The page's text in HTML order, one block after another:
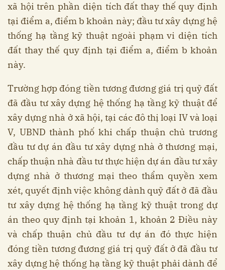
xã hội trên phần diện tích đất thay thế quy định
tại điểm a, điểm b khoản này; đầu tư xây dựng hệ
thống hạ tầng kỹ thuật ngoài phạm vi diện tích
đất thay thế quy định tại điểm a, điểm b khoản
này.
Trường hợp đóng tiền tương đương giá trị quỹ đất
đã đầu tư xây dựng hệ thống hạ tầng kỹ thuật để
xây dựng nhà ở xã hội, tại các đô thị loại IV và loại
V, UBND thành phố khi chấp thuận chủ trương
đầu tư dự án đầu tư xây dựng nhà ở thương mại,
chấp thuận nhà đầu tư thực hiện dự án đầu tư xây
dựng nhà ở thương mại theo thẩm quyền xem
xét, quyết định việc không dành quỹ đất ở đã đầu
tư xây dựng hệ thống hạ tầng kỹ thuật trong dự
án theo quy định tại khoản 1, khoản 2 Điều này
và chấp thuận chủ đầu tư dự án đó thực hiện
đóng tiền tương đương giá trị quỹ đất ở đã đầu tư
xây dựng hệ thống hạ tầng kỹ thuật phải dành để